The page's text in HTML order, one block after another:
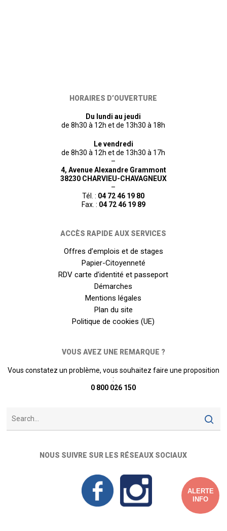
HORAIRES D’OUVERTURE
Du lundi au jeudi
de 8h30 à 12h et de 13h30 à 18h
Le vendredi
de 8h30 à 12h et de 13h30 à 17h
–
4, Avenue Alexandre Grammont
38230 CHARVIEU-CHAVAGNEUX
–
Tél. : 04 72 46 19 80
Fax. : 04 72 46 19 89
ACCÈS RAPIDE AUX SERVICES
Offres d’emplois et de stages
Papier-Citoyenneté
RDV carte d’identité et passeport
Démarches
Mentions légales
Plan du site
Politique de cookies (UE)
VOUS AVEZ UNE REMARQUE ?
Vous constatez un problème, vous souhaitez faire une proposition
:
0 800 026 150
NOUS SUIVRE SUR LES RÉSEAUX SOCIAUX
ALERTE
INFO